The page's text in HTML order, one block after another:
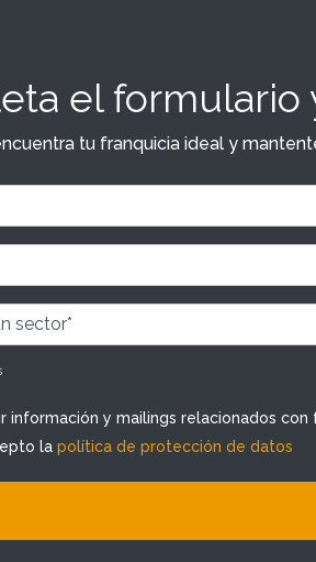
el
tu franquicia ideal y
información y mailings relacionados
la política de protección de datos